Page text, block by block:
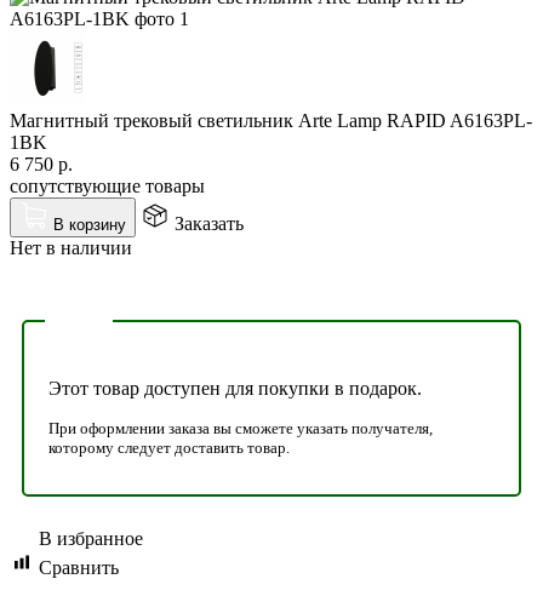
Магнитный трековый светильник Arte Lamp RAPID A6163PL-
1BK
6 750 р.
сопутствующие товары
В корзину
Заказать
Нет в наличии
Этот товар доступен для покупки в подарок.
При оформлении заказа вы сможете указать получателя,
которому следует доставить товар.
В избранное
Сравнить